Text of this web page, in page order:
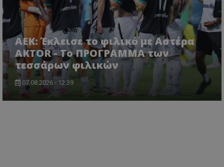
ΑΕΚ: Έκλεισε το φιλικό με Αστέρα
AKTOR - Το ΠΡΟΓΡΑΜΜΑ των
τεσσάρων φιλικών
07.08.2026 - 12:39